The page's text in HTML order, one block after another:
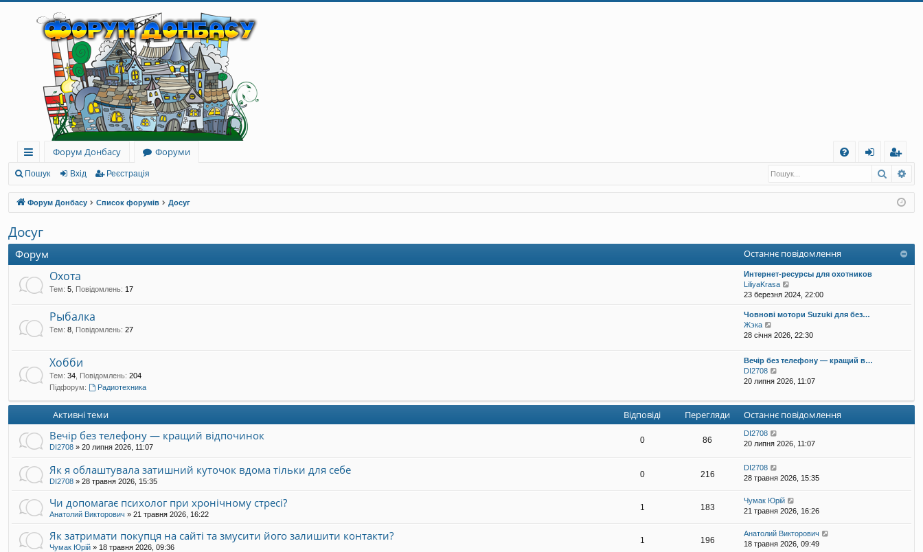
ви
дк
и
й
до
ст
Форум Донбасу
Форуми
о
п
ог
д
еє
ст
ра
Пошук Вхід Реєстрація Пошук
Форум Донбасу Список форумів Досуг
Досуг
Форум Останнє повідомлення
Охота
Тем: 5 Повідомлень: 17
Интернет-ресурсы для охотников
LiliyaKrasa
е
е
л
у
и
с
т
н
о
і
д
м
л
23 березня 2024, 22:00
Рыбалка
Тем: 8 Повідомлень: 27
Човнові мотори Suzuki для без…
Жэка
е
г
л
я
у
т
и
о
с
а
н
є
п
в
28 січня 2026, 22:30
Хобби
Тем: 34 Повідомлень: 204
Підфорум:
Радиотехника
Вечір без телефону — кращий в…
DI2708
е
е
н
о
т
а
н
є
20 липня 2026, 11:07
Активні теми Відповіді Перегляди Останнє повідомлення
Вечір без телефону — кращий відпочинок
DI2708 » 20 липня 2026, 11:07
0 86
DI2708
20 липня 2026, 11:07
Як я облаштувала затишний куточок вдома тільки для себе
DI2708 » 28 травня 2026, 15:35
0 216
DI2708
28 травня 2026, 15:35
Чи допомагає психолог при хронічному стресі?
Анатолий Викторович » 21 травня 2026, 16:22
1 183
Чумак Юрій
21 травня 2026, 16:26
Як затримати покупця на сайті та змусити його залишити контакти?
Чумак Юрій » 18 травня 2026, 09:36
1 196
Анатолий Викторович
18 травня 2026, 09:49